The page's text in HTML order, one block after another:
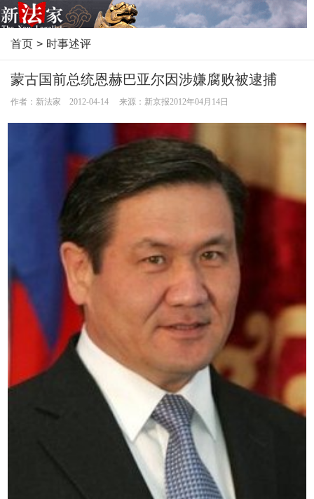
首页 > 时事述评
蒙古国前总统恩赫巴亚尔因涉嫌腐败被逮捕
作者：新法家 2012-04-14 来源：新京报2012年04月14日